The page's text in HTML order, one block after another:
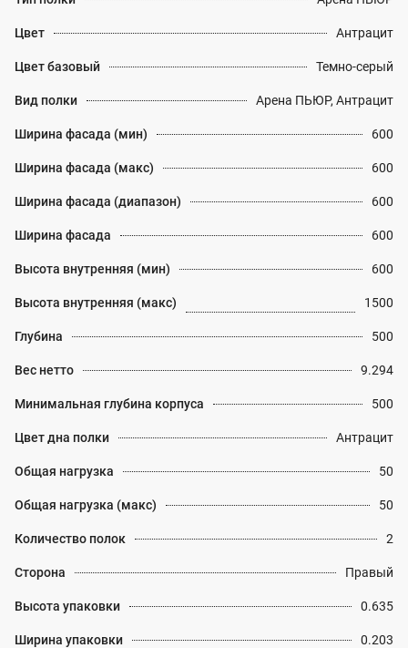
Цвет Антрацит
Цвет базовый Темно-серый
Вид полки Арена ПЬЮР, Антрацит
Ширина фасада (мин) 600
Ширина фасада (макс) 600
Ширина фасада (диапазон) 600
Ширина фасада 600
Высота внутренняя (мин) 600
Высота внутренняя (макс) 1500
Глубина 500
Вес нетто 9.294
Минимальная глубина корпуса 500
Цвет дна полки Антрацит
Общая нагрузка 50
Общая нагрузка (макс) 50
Количество полок 2
Сторона Правый
Высота упаковки 0.635
Ширина упаковки 0.203